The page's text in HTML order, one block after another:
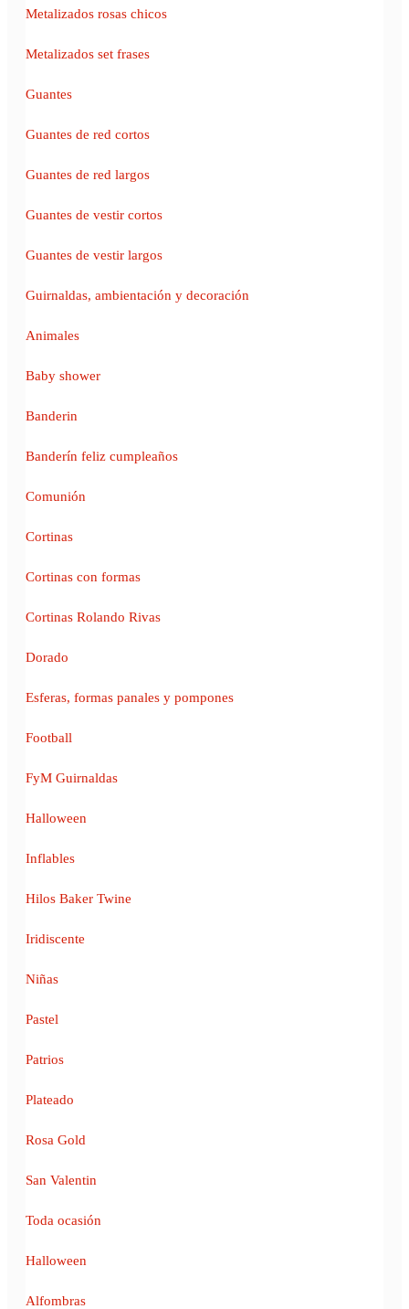
Metalizados rosas chicos
Metalizados set frases
Guantes
Guantes de red cortos
Guantes de red largos
Guantes de vestir cortos
Guantes de vestir largos
Guirnaldas, ambientación y decoración
Animales
Baby shower
Banderin
Banderín feliz cumpleaños
Comunión
Cortinas
Cortinas con formas
Cortinas Rolando Rivas
Dorado
Esferas, formas panales y pompones
Football
FyM Guirnaldas
Halloween
Inflables
Hilos Baker Twine
Iridiscente
Niñas
Pastel
Patrios
Plateado
Rosa Gold
San Valentin
Toda ocasión
Halloween
Alfombras